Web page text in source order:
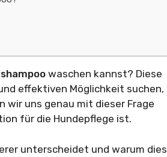
waschen kannst? Diese
effektiven Möglichkeit suchen,
wir uns genau mit dieser Frage
für die Hundepflege ist.
unterscheidet und warum dies